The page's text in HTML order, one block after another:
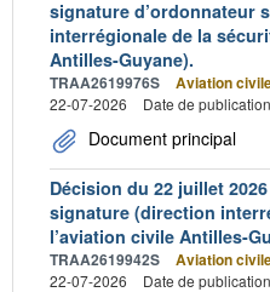
signature d’ordonnateur
interrégionale de la
Antilles-Guyane).
TRAA2619976S Aviation
22-07-2026
Date de
Document principal
Décision du 22 juillet
signature (direction
l’aviation civile Antilles-
TRAA2619942S Aviation
22-07-2026
Date de